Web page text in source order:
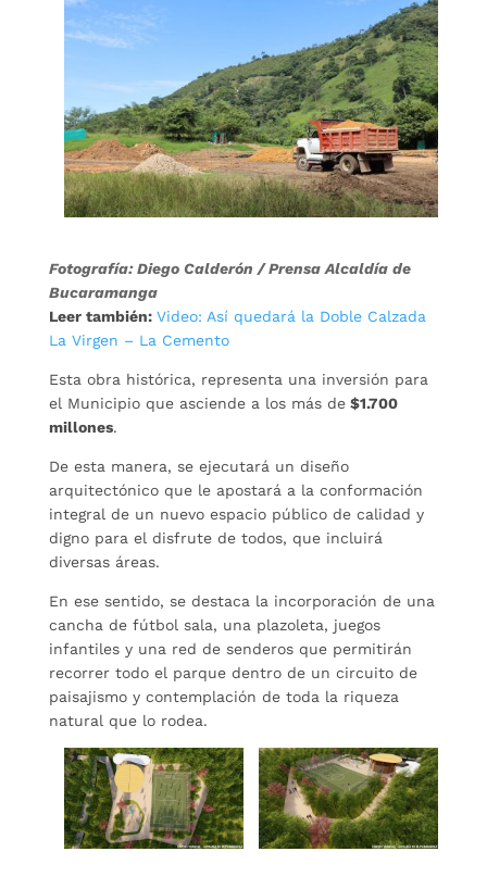
Fotografía: Diego Calderón / Prensa Alcaldía de
Bucaramanga
Leer también: Video: Así quedará la Doble Calzada
La Virgen – La Cemento
Esta obra histórica, representa una inversión para
el Municipio que asciende a los más de$1.700
millones.
De esta manera, se ejecutará un diseño
arquitectónico que le apostará a la conformación
integral de un nuevo espacio público de calidad y
digno para el disfrute de todos, que incluirá
diversas áreas.
En ese sentido, se destaca la incorporación de una
cancha de fútbol sala, una plazoleta, juegos
infantiles y una red de senderos que permitirán
recorrer todo el parque dentro de un circuito de
paisajismo y contemplación de toda la riqueza
natural que lo rodea.